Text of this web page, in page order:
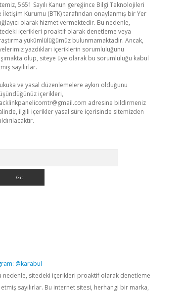
5651 Sayılı Kanun gereğince Bilgi Teknolojileri
İletişim Kurumu (BTK) tarafından onaylanmış bir Yer
olarak hizmet vermektedir. Bu nedenle,
içerikleri proaktif olarak denetleme veya
yükümlülüğümüz bulunmamaktadır. Ancak,
yazdıkları içeriklerin sorumluluğunu
olup, siteye üye olarak bu sorumluluğu kabul
sayılırlar.
ve yasal düzenlemelere aykırı olduğunu
içerikleri,
adresine bildirmeniz
ilgili içerikler yasal süre içerisinde sitemizden
@karabul
nedenle, sitedeki içerikleri proaktif olarak denetleme
sayılırlar. Bu internet sitesi, herhangi bir marka,